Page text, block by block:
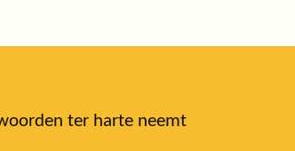
ter harte neemt